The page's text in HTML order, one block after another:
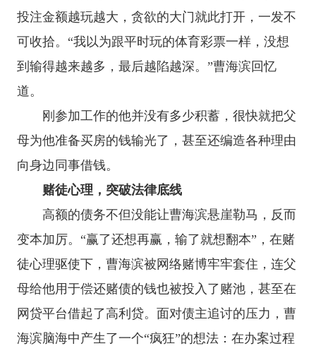
投注金额越玩越大，贪欲的大门就此打开，一发不
可收拾。“我以为跟平时玩的体育彩票一样，没想
到输得越来越多，最后越陷越深。”曹海滨回忆
道。
刚参加工作的他并没有多少积蓄，很快就把父
母为他准备买房的钱输光了，甚至还编造各种理由
向身边同事借钱。
赌徒心理，突破法律底线
高额的债务不但没能让曹海滨悬崖勒马，反而
变本加厉。“赢了还想再赢，输了就想翻本”，在赌
徒心理驱使下，曹海滨被网络赌博牢牢套住，连父
母给他用于偿还赌债的钱也被投入了赌池，甚至在
网贷平台借起了高利贷。面对债主追讨的压力，曹
海滨脑海中产生了一个“疯狂”的想法：在办案过程